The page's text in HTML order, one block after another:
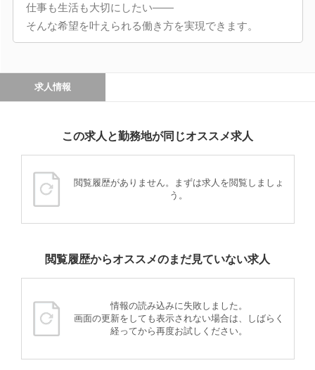
仕事も生活も大切にしたい――
そんな希望を叶えられる働き方を実現できます。
求人情報
この求人と勤務地が同じオススメ求人
閲覧履歴がありません。まずは求人を閲覧しましょ
う。
閲覧履歴からオススメのまだ見ていない求人
情報の読み込みに失敗しました。
画面の更新をしても表示されない場合は、しばらく
経ってから再度お試しください。